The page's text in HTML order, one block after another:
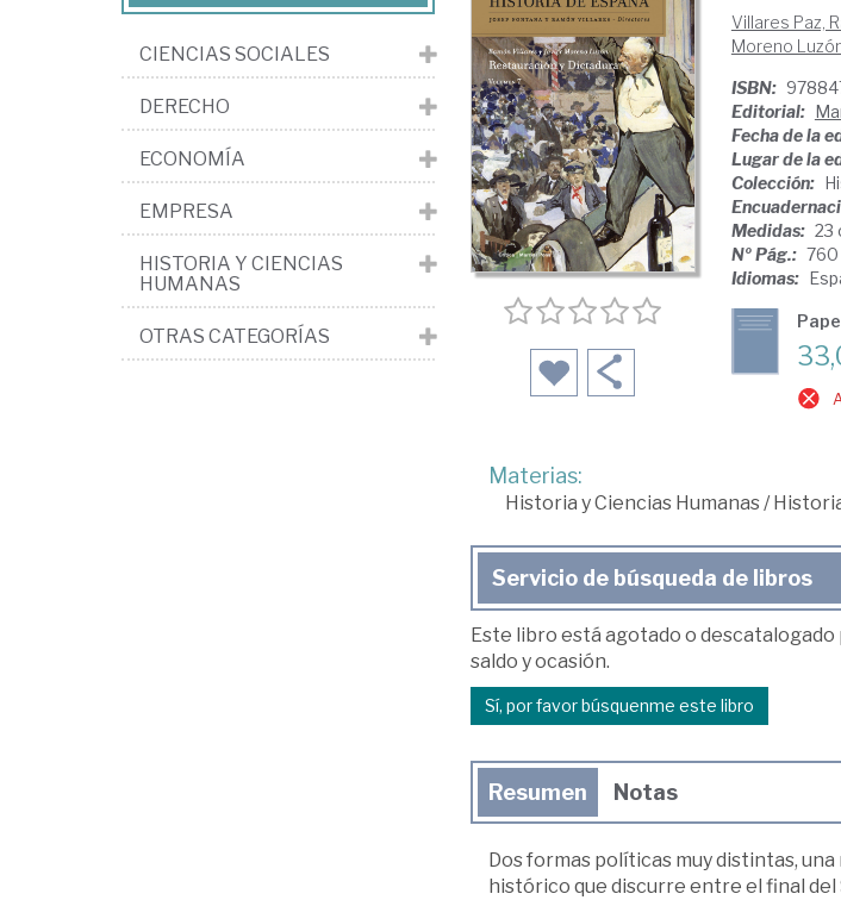
Villares Paz,
Moreno
ISBN:
Editorial:
Fecha de la
Lugar de la
Colección:
Medidas: 23
Nº Pág.: 760
Idiomas:
Materias:
Historia y Ciencias Humanas/
Servicio de búsqueda de libros
Este libro está agotado o
saldo y ocasión.
Sí, por favor búsquenme este libro
Resumen Notas
Dos formas políticas muy distintas,
histórico que discurre entre el final
CIENCIAS SOCIALES
DERECHO
ECONOMÍA
EMPRESA
HISTORIA Y CIENCIAS
HUMANAS
OTRAS CATEGORÍAS